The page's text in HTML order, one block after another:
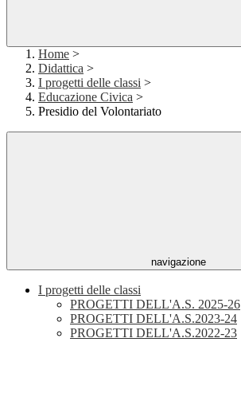
Home >
Didattica >
I progetti delle classi >
Educazione Civica >
Presidio del Volontariato
navigazione
I progetti delle classi
PROGETTI DELL'A.S. 2025-26
PROGETTI DELL'A.S.2023-24
PROGETTI DELL'A.S.2022-23